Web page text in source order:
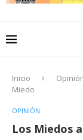
Inicio
Miedo
OPINIÓN
Los Miedos